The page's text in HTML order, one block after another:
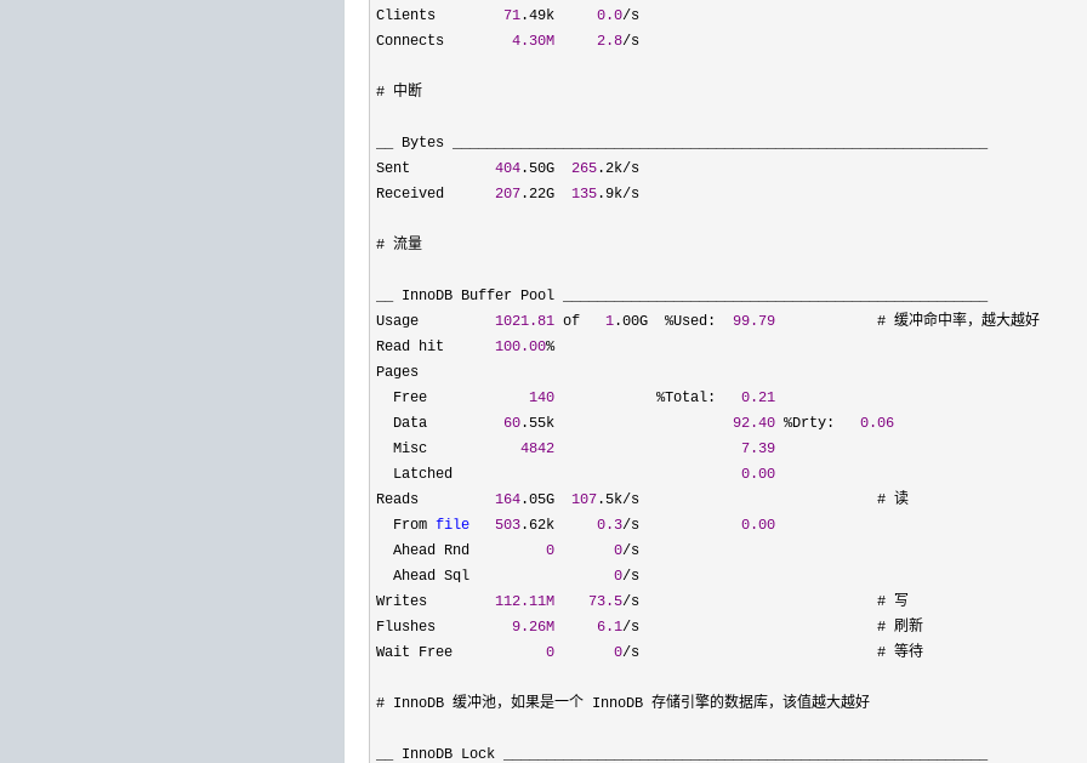
Clients 71 .49k 0.0/s
Connects 4.30M 2.8/s
# 中断
__ Bytes _______________________________________________________________
Sent 404 .50G 265 .2k/s
Received 207 .22G 135 .9k/s
# 流量
__ InnoDB Buffer Pool __________________________________________________
Usage 1021.81 of 1 .00G  %Used: 99.79
            # 缓冲命中率，越大越好
Read hit 100.00%
Pages
  Free
140
            %Total:
0.21
  Data
60 .55k 92.40 %Drty: 0.06
  Misc
4842
7.39
  Latched
0.00
Reads 164 .05G 107 .5k/s                            # 读
  From
file 503 .62k 0.3/s 0.00
  Ahead Rnd
0 0/s
  Ahead Sql
0/s
Writes 112.11M 73.5/s                            # 写
Flushes 9.26M 6.1/s                            # 刷新
Wait Free 0 0/s                            # 等待
# InnoDB 缓冲池，如果是一个 InnoDB 存储引擎的数据库，该值越大越好
__ InnoDB Lock _________________________________________________________